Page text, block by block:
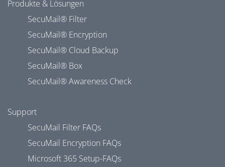
Produkte & Lösungen
SecuMail® Filter
SecuMail® Encryption
SecuMail® Cloud Backup
SecuMail® Box
SecuMail® Awareness Check
Support
SecuMail Filter FAQs
SecuMail Encryption FAQs
Microsoft 365 Setup-FAQs